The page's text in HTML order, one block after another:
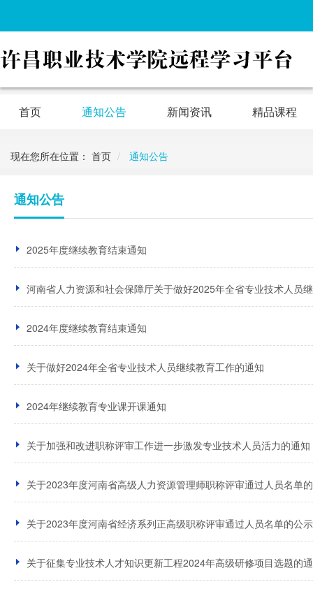
首页 通知公告 新闻资讯 精品课程
现在您所在位置： 首页 通知公告
通知公告
2025年度继续教育结束通知
河南省人力资源和社会保障厅关于做好2025年全省专业技术人员
2024年度继续教育结束通知
关于做好2024年全省专业技术人员继续教育工作的通知
2024年继续教育专业课开课通知
关于加强和改进职称评审工作进一步激发专业技术人员活力的通知
关于2023年度河南省高级人力资源管理师职称评审通过人员名单
关于2023年度河南省经济系列正高级职称评审通过人员名单的公示
关于征集专业技术人才知识更新工程2024年高级研修项目选题的